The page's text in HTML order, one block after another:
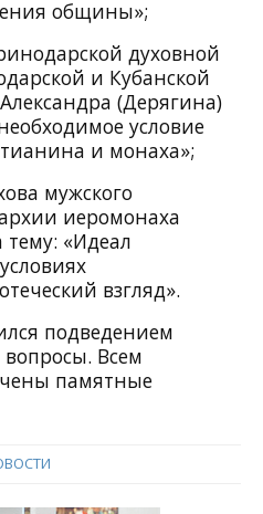
общины»;
духовной
и Кубанской
(Дерягина)
условие
и монаха»;
мужского
иеромонаха
тему: «Идеал
взгляд».
подведением
Всем
памятные